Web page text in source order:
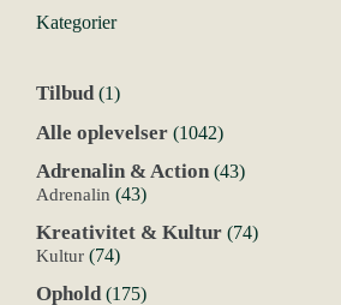
Kategorier
Tilbud 11
Alle oplevelser 10421042
Adrenalin & Action 4343
Adrenalin 4343
Kreativitet & Kultur 7474
Kultur 7474
Ophold 175175